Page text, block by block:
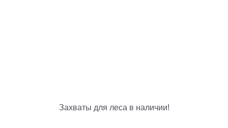
Захваты для леса в наличии!